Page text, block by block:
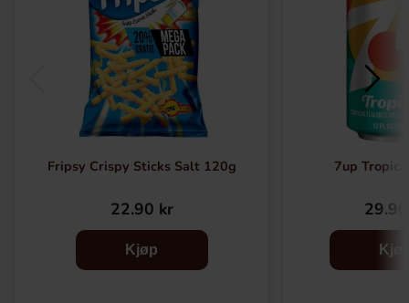
Fripsy Crispy Sticks Salt 120g
22.90 kr
Kjøp
7up